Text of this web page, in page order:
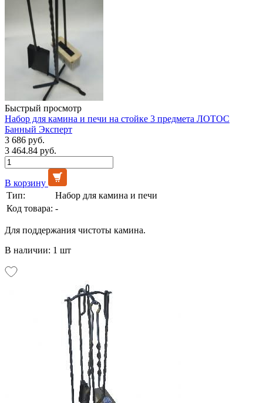
Быстрый просмотр
Набор для камина и печи на стойке 3 предмета ЛОТОС
Банный Эксперт
3 686 руб.
3 464.84 руб.
В корзину
Тип:
Набор для камина и печи
Код товара: -
Для поддержания чистоты камина.
В наличии: 1 шт